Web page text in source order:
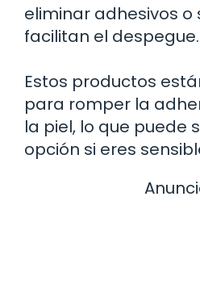
eliminar adhesivos o
facilitan el despegue.
Estos productos
para romper la
la piel, lo que puede
opción si eres